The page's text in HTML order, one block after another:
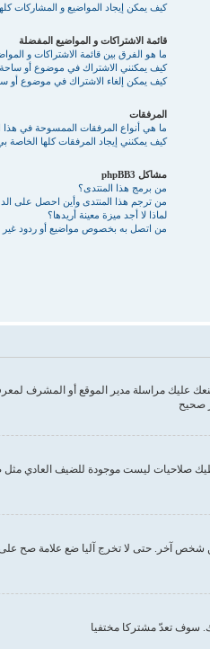
كيف يمكن إيجاد المواضيع و المشاركات
قائمة الاشتراكات و المواضيع المفضلة
ما هو الفرق بين قائمة الاشتراكات و
كيف يمكنني الاشتراك في موضوع أو ساحة
كيف يمكن إلغاء الاشتراك في موضوع أو
المرفقات
ما هي أنواع المرفقات الممسوحة في هذا
كيف يمكنني إيجاد المرفقات كلها الخاصة
مشاكل phpBB3
من برمج هذا المنتدى؟
من ترجم هذا المنتدى وأين احصل على
لماذا لا أجد ميزة معينة أريدها؟
من اتصل به بخصوص مواضيع أو ردود غير
عليك مراسلة مدير الموقع أو المشرف
صحيح
صلاحيات ليست موجودة للضيف العادي
آخر. حتى لا تخرج آليا ضع علامة صح على
سوف تعدّ مشتركا مختفيا